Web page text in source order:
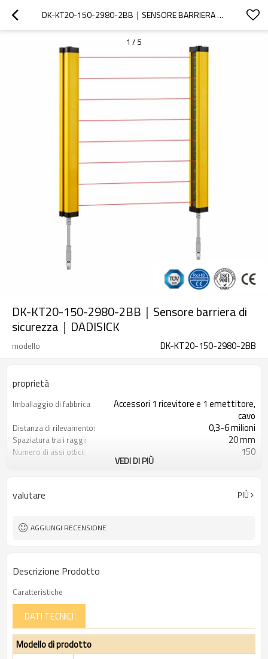
DK-KT20-150-2980-2BB｜SENSORE BARRIERA DI SICUREZZA｜DADISICK
1 / 5
DK-KT20-150-2980-2BB｜Sensore barriera di
sicurezza｜DADISICK
modello DK-KT20-150-2980-2BB
proprietà
Imballaggio di fabbrica
Accessori 1 ricevitore e 1 emettitore,
cavo
Distanza di rilevamento: 0,3-6 milioni
Spaziatura tra i raggi: 20 mm
Numero di assi ottici: 150
Spina di interfaccia Dotato di connettore M8
VEDI DI PIÙ
valutare PIÙ
AGGIUNGI RECENSIONE
Descrizione Prodotto
Caratteristiche
DATI TECNICI
Modello di prodotto